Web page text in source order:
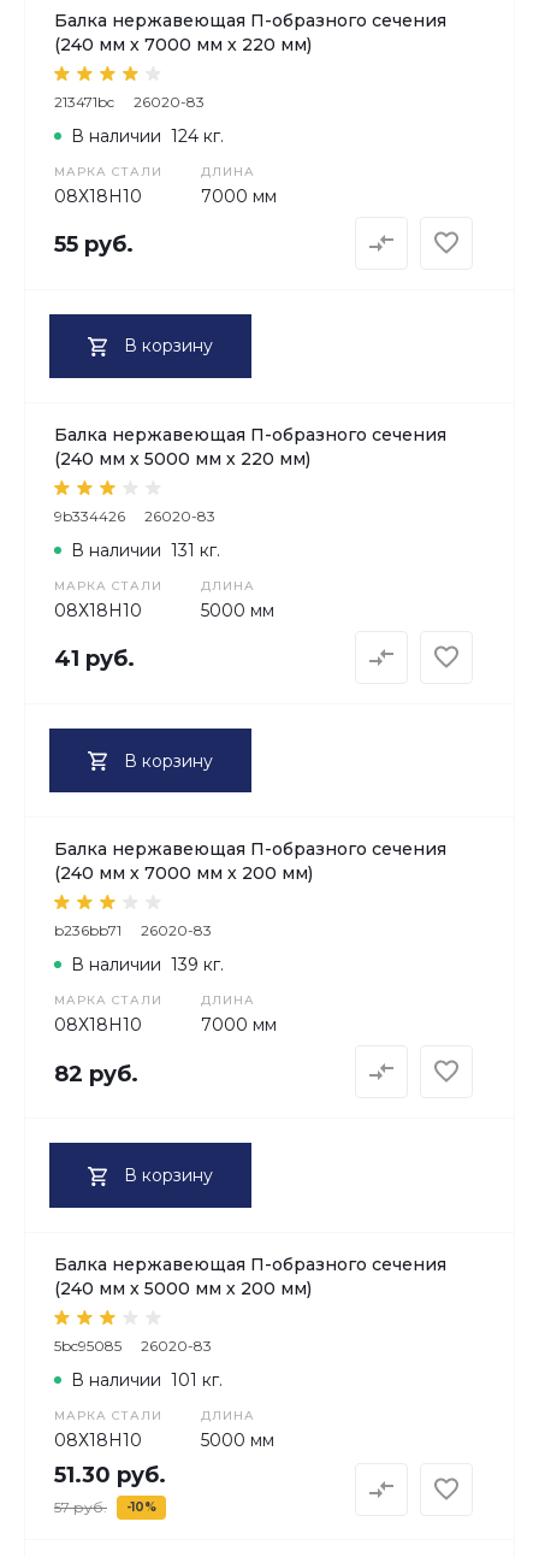
Балка нержавеющая П-образного сечения
(240 мм х 7000 мм х 220 мм)
213471bc 26020-83
МАРКА СТАЛИ
08Х18H10
ДЛИНА
7000 мм
В наличии 124 кг.
55 руб.
В корзину
Балка нержавеющая П-образного сечения
(240 мм х 5000 мм х 220 мм)
9b334426 26020-83
МАРКА СТАЛИ
08Х18H10
ДЛИНА
5000 мм
В наличии 131 кг.
41 руб.
В корзину
Балка нержавеющая П-образного сечения
(240 мм х 7000 мм х 200 мм)
b236bb71 26020-83
МАРКА СТАЛИ
08Х18H10
ДЛИНА
7000 мм
В наличии 139 кг.
82 руб.
В корзину
Балка нержавеющая П-образного сечения
(240 мм х 5000 мм х 200 мм)
5bc95085 26020-83
МАРКА СТАЛИ
08Х18H10
ДЛИНА
5000 мм
В наличии 101 кг.
51.30 руб.
57 руб. -10%